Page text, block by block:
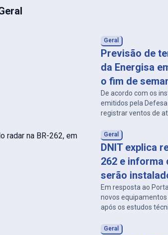
Geral
Previsão de
da Energisa
o fim de
De acordo com os
emitidos pela
registrar ventos de
Geral
DNIT explica
262 e informa
serão
Em resposta ao
novos
após os estudos
Geral